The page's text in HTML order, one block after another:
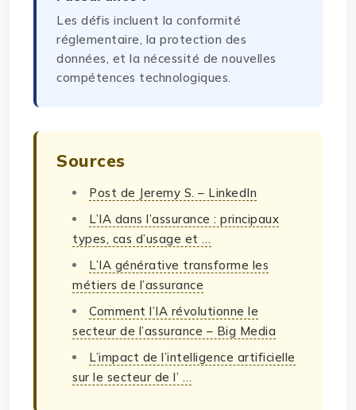
Les défis incluent la conformité
réglementaire, la protection des
données, et la nécessité de nouvelles
compétences technologiques.
Sources
Post de Jeremy S. – LinkedIn
L’IA dans l’assurance : principaux
types, cas d’usage et …
L’IA générative transforme les
métiers de l’assurance
Comment l’IA révolutionne le
secteur de l’assurance – Big Media
L’impact de l’intelligence artificielle
sur le secteur de l’ …